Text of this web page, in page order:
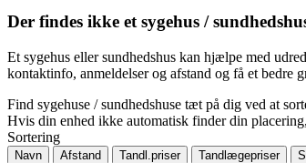
Der findes ikke et sygehus /
Et sygehus eller sundhedshus kan hjælpe med
kontaktinfo, anmeldelser og afstand og få et bedre
Find sygehuse / sundhedshuse tæt på dig ved at
Hvis din enhed ikke automatisk finder din
Sortering
Navn Afstand Tandl.priser Tandlægepriser